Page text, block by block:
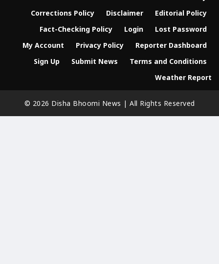
Corrections Policy
Disclaimer
Editorial Policy
Fact-Checking Policy
Login
Lost Password
My Account
Privacy Policy
Reporter Dashboard
Sign Up
Submit News
Terms and Conditions
Weather Report